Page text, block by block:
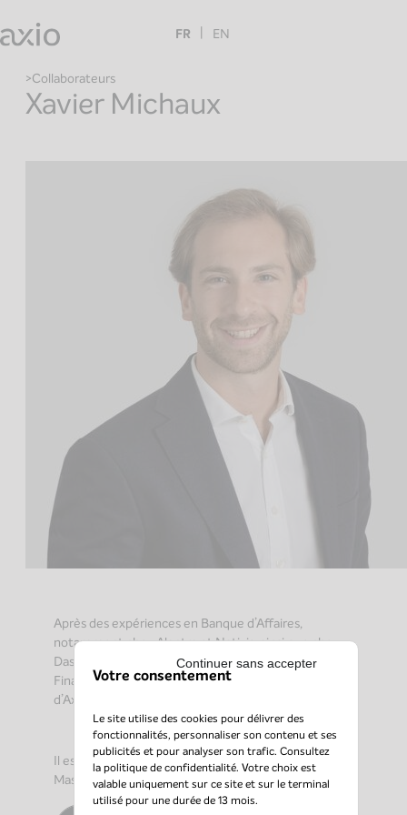
to
content
FR EN
Collaborateurs
Xavier Michaux
Après des expériences en Banque d’Affaires,
notamment chez Alantra et Natixis, ainsi que chez
Dassault Aviation au sein du département
Financements & Trésorerie, Xavier rejoint l’équipe
d’Axio Capital en mars 2020.
Il est diplômé du Programme Grande Ecole et d’un
Master en Finance de l’ESSCA.
Votre consentement
Le site utilise des cookies pour délivrer des
fonctionnalités, personnaliser son contenu et ses
publicités et pour analyser son trafic. Consultez
lapolitique de confidentialité. Votre choix est
valable uniquement sur ce site et sur le terminal
utilisé pour une durée de 13 mois.
Continuer sans accepter